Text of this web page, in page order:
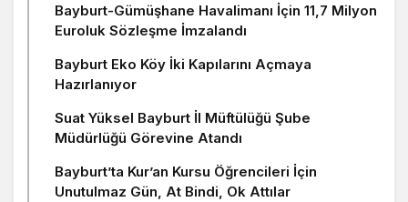
Bayburt-Gümüşhane Havalimanı İçin 11,7 Milyon
Euroluk Sözleşme İmzalandı
Bayburt Eko Köy İki Kapılarını Açmaya
Hazırlanıyor
Suat Yüksel Bayburt İl Müftülüğü Şube
Müdürlüğü Görevine Atandı
Bayburt’ta Kur’an Kursu Öğrencileri İçin
Unutulmaz Gün, At Bindi, Ok Attılar